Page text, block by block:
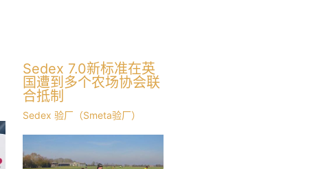
Sedex 7.0新标准在英
国遭到多个农场协会联
合抵制
Sedex 验厂（Smeta验厂）